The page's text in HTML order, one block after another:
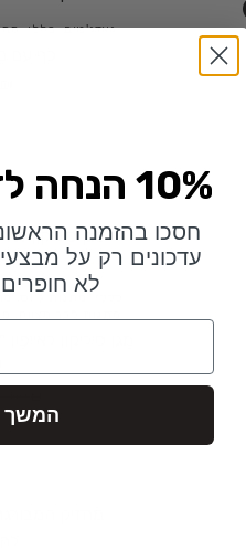
גאדג'טים,כללי,
מגן סיליקון
10% הנחה לזמן מוגבל
חסכו בהזמנה
עדכונים רק על
לא
המשך